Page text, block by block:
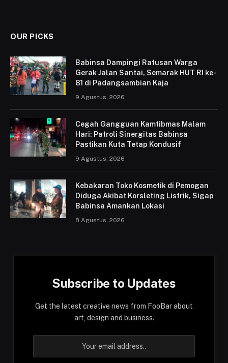
OUR PICKS
Babinsa Dampingi Ratusan Warga
Gerak Jalan Santai, Semarak HUT RI ke-
81 di Padangsambian Kaja
9 Agustus, 2026
Cegah Gangguan Kamtibmas Malam
Hari: Patroli Sinergitas Babinsa
Pastikan Kuta Tetap Kondusif
9 Agustus, 2026
Kebakaran Toko Kosmetik di Pemogan
Diduga Akibat Korsleting Listrik, Sigap
Babinsa Amankan Lokasi
8 Agustus, 2026
Subscribe to Updates
Get the latest creative news from FooBar about
art, design and business.